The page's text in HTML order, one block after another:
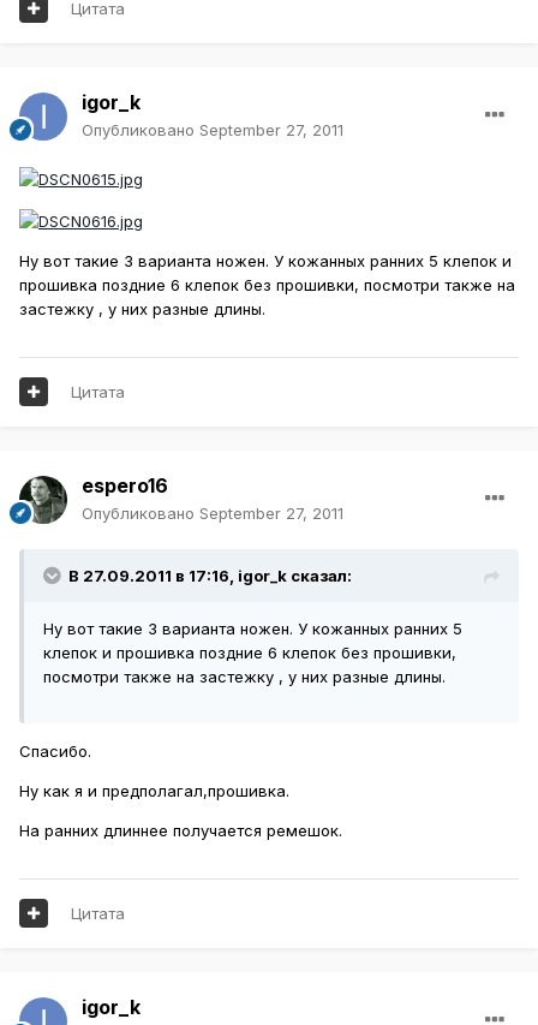
Цитата
igor_k
Опубликовано September 27, 2011
Ну вот такие 3 варианта ножен. У кожанных ранних 5 клепок и
прошивка поздние 6 клепок без прошивки, посмотри также на
застежку , у них разные длины.
Цитата
espero16
Опубликовано September 27, 2011
В 27.09.2011 в 17:16, igor_k сказал:
Ну вот такие 3 варианта ножен. У кожанных ранних 5
клепок и прошивка поздние 6 клепок без прошивки,
посмотри также на застежку , у них разные длины.
Спасибо.
Ну как я и предполагал,прошивка.
На ранних длиннее получается ремешок.
Цитата
igor_k